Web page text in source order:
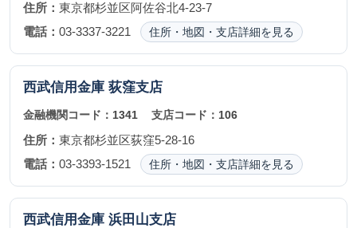
住所： 東京都杉並区阿佐谷北4-23-7
電話： 03-3337-3221 住所・地図・支店詳細を見る
西武信用金庫 荻窪支店
金融機関コード： 1341 支店コード： 106
住所： 東京都杉並区荻窪5-28-16
電話： 03-3393-1521 住所・地図・支店詳細を見る
西武信用金庫 浜田山支店